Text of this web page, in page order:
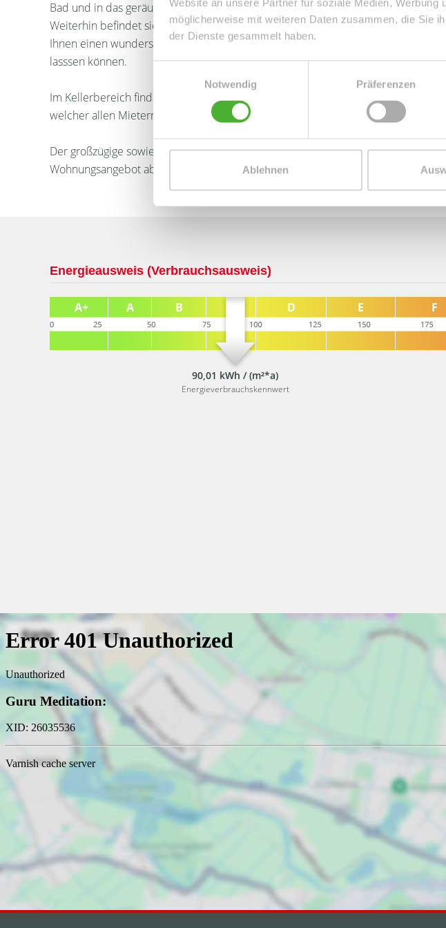
Website an unsere Partner für soziale Medien,
möglicherweise mit weiteren Daten zusammen, die Sie
der Dienste gesammelt haben.
Notwendig
Präferenzen
Ablehnen
Bad und in das geräumige Wohnzimmer, von welchem sie zum Balkon und zur
Weiterhin befindet sich das Schlafzimmer linkerhand des Wohnzimmers. Auf
Ihnen einen wunderschönen Ausblick ins Grüne ermöglicht, können Sie
lasssen können.
Im Kellerbereich finden Sie das zur Wohnung gehörende Kellerabteil sowie einen
welcher allen Mietern zur Verfügung steht.
Der großzügige sowie begrünte Gartenbereich und ein am Haus angrenzender
Wohnungsangebot ab.
Energieausweis (Verbrauchsausweis)
90,01 kWh / (m²*a)
Energieverbrauchskennwert
Kundenbewertungen und Erfahrungen zu